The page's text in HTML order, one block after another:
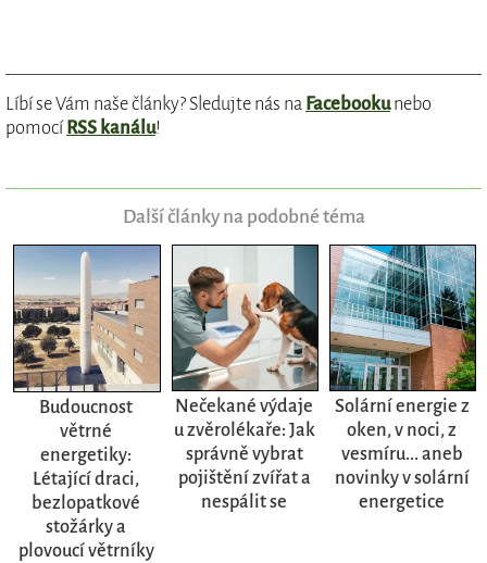
Líbí se Vám naše články? Sledujte nás na Facebookunebo
pomocí RSS kanálu!
Další články na podobné téma
Budoucnost
větrné
energetiky:
Létající draci,
bezlopatkové
stožárky a
plovoucí větrníky
Nečekané výdaje
u zvěrolékaře: Jak
správně vybrat
pojištění zvířat a
nespálit se
Solární energie z
oken, v noci, z
vesmíru... aneb
novinky v solární
energetice